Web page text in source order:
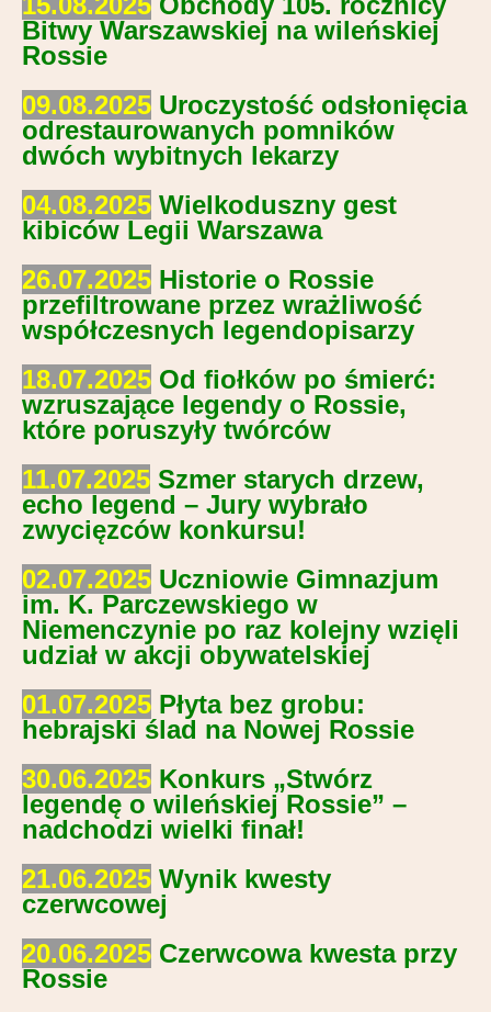
Bitwy Warszawskiej na wileńskiej
Rossie
09.08.2025 Uroczystość odsłonięcia
odrestaurowanych pomników
dwóch wybitnych lekarzy
04.08.2025 Wielkoduszny gest
kibiców Legii Warszawa
26.07.2025 Historie o Rossie
przefiltrowane przez wrażliwość
współczesnych legendopisarzy
18.07.2025 Od fiołków po śmierć:
wzruszające legendy o Rossie,
które poruszyły twórców
11.07.2025 Szmer starych drzew,
echo legend – Jury wybrało
zwycięzców konkursu!
02.07.2025 Uczniowie Gimnazjum
im. K. Parczewskiego w
Niemenczynie po raz kolejny wzięli
udział w akcji obywatelskiej
01.07.2025 Płyta bez grobu:
hebrajski ślad na Nowej Rossie
30.06.2025 Konkurs „Stwórz
legendę o wileńskiej Rossie” –
nadchodzi wielki finał!
21.06.2025 Wynik kwesty
czerwcowej
20.06.2025 Czerwcowa kwesta przy
Rossie